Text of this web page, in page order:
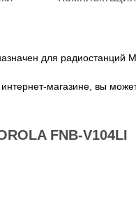
для радиостанций
магазине, вы
FNB-V104LI